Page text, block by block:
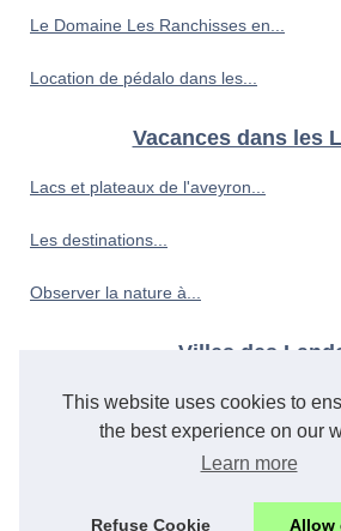
This website uses cookies to
the best experience on our
Learn more
Refuse Cookie Allow
Le Domaine Les Ranchisses en...
Location de pédalo dans les...
Vacances dans les
Lacs et plateaux de l'aveyron...
Les destinations...
Observer la nature à...
Villes des
Découvrir la culture...
Découvrir la côte bretonne...